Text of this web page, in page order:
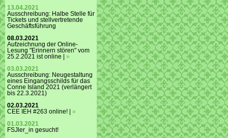
13.04.2021
Ausschreibung: Halbe Stelle für
Tickets und stellvertretende
Geschäftsführung
08.03.2021
Aufzeichnung der Online-
Lesung "Erinnern stören" vom
25.2.2021 ist online | »
03.03.2021
Ausschreibung: Neugestaltung
eines Eingangsschilds für das
Conne Island 2021 (verlängert
bis 22.3.2021)
02.03.2021
CEE IEH #263 online! | »
01.03.2021
FSJler_in gesucht!